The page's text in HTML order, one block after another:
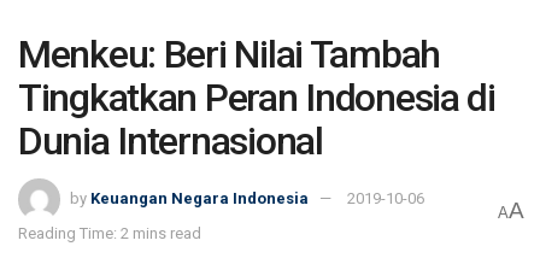
Menkeu: Beri Nilai Tambah
Tingkatkan Peran Indonesia di
Dunia Internasional
by Keuangan Negara Indonesia
2019-10-06
Reading Time: 2 mins read
AA